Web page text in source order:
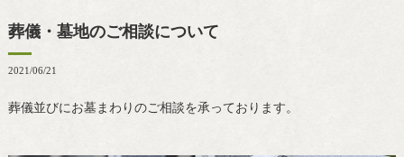
葬儀・墓地のご相談について
2021/06/21
葬儀並びにお墓まわりのご相談を承っております。